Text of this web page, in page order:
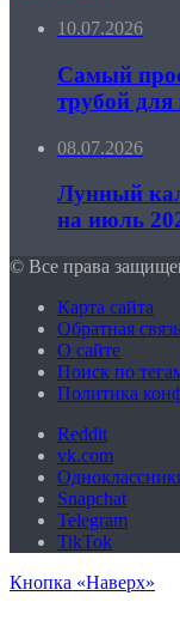
10.07.2026
Самый
трубой для
08.07.2026
Лунный
на июль
© Все права
Карта сайта
Обратная связь
О сайте
Поиск по
Политика
Reddit
vk.com
Snapchat
Telegram
TikTok
Кнопка «Наверх»